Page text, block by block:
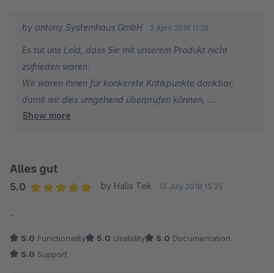
by antony Systemhaus GmbH 2 April 2019 11:35
Es tut uns Leid, dass Sie mit unserem Produkt nicht
zufrieden waren.
Wir wären Ihnen für konkerete Kritikpunkte dankbar,
damit wir dies umgehend überprüfen können,
um unser künftig Angebot zu verbessern.
Sollten Sie mit unserem Support nicht zufrieden sein,
dürfen Sie gerne unseren Geschäftsführer Herrn
Wir sind zuversichtlich Ihr Anliegen zu Ihrer vollen
Show more
Alles gut
5.0
by Halis Tek 13 July 2018 15:25
-
5.0 Functionality 5.0 Usability 5.0 Documentation
5.0 Support